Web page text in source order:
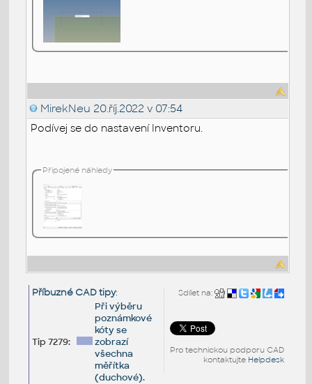
MirekNeu 20.říj.2022 v 07:54
Podívej se do nastavení Inventoru.
Připojené náhledy
Sdílet na:
Pro technickou podporu CAD
kontaktujte Helpdesk
Příbuzné CAD tipy:
Tip 7279:
Při výběru
poznámkové
kóty se
zobrazí
všechna
měřítka
(duchové).